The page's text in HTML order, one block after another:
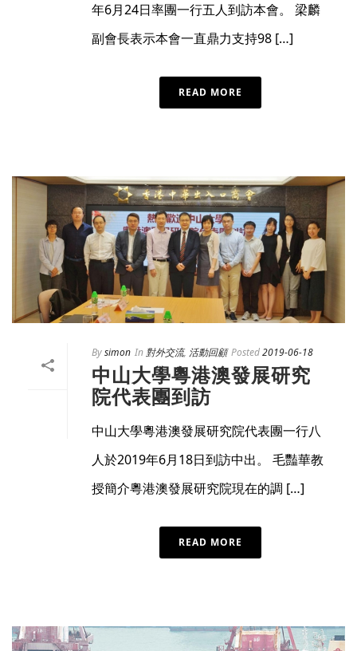
年6月24日率團一行五人到訪本會。 梁麟
副會長表示本會一直鼎力支持98 […]
READ MORE
Bysimon In 對外交流, 活動回顧 Posted2019-06-18
中山大學粵港澳發展研究
院代表團到訪
中山大學粵港澳發展研究院代表團一行八
人於2019年6月18日到訪中出。 毛豔華教
授簡介粵港澳發展研究院現在的調 […]
READ MORE